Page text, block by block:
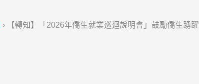
› 【轉知】「2026年僑生就業巡迴說明會」鼓勵僑生踴躍